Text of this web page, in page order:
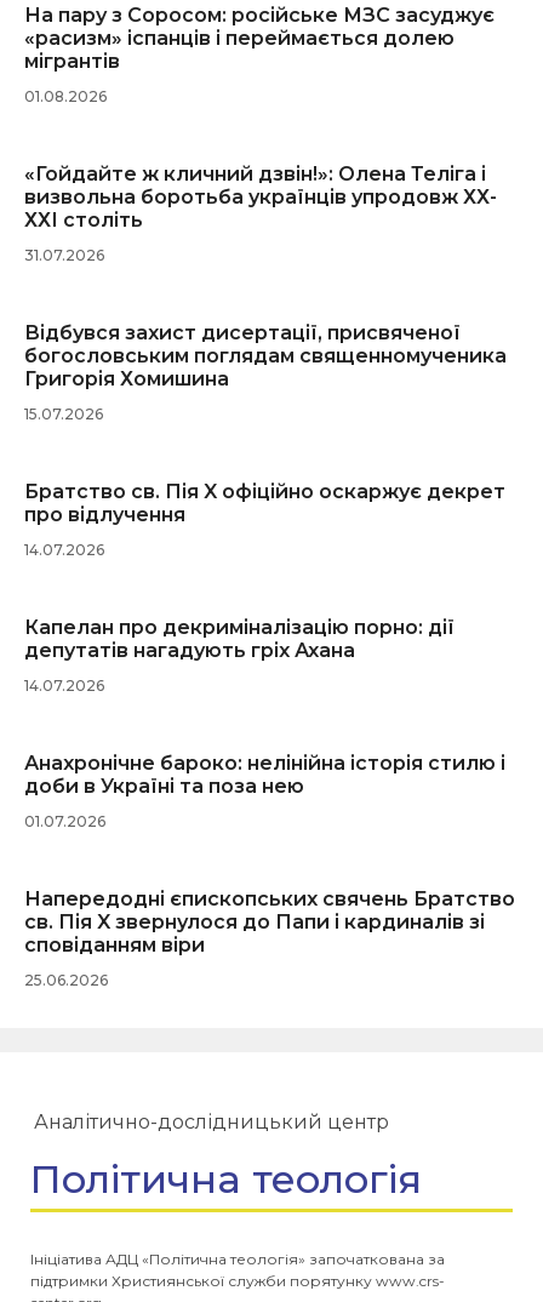
На пару з Соросом: російське МЗС засуджує
«расизм» іспанців і переймається долею
мігрантів
01.08.2026
«Гойдайте ж кличний дзвін!»: Олена Теліга і
визвольна боротьба українців упродовж ХХ-
ХХІ століть
31.07.2026
Відбувся захист дисертації, присвяченої
богословським поглядам священномученика
Григорія Хомишина
15.07.2026
Братство св. Пія X офіційно оскаржує декрет
про відлучення
14.07.2026
Капелан про декриміналізацію порно: дії
депутатів нагадують гріх Ахана
14.07.2026
Анахронічне бароко: нелінійна історія стилю і
доби в Україні та поза нею
01.07.2026
Напередодні єпископських свячень Братство
св. Пія X звернулося до Папи і кардиналів зі
сповіданням віри
25.06.2026
Аналітично-дослідницький центр
Політична теологія
Ініціатива АДЦ «Політична теологія» започаткована за
підтримки Християнської служби порятунку www.crs-